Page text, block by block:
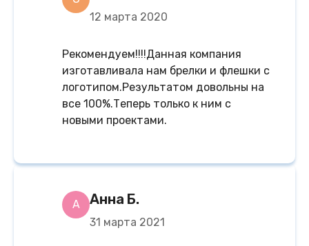
12 марта 2020
Рекомендуем!!!!Данная компания
изготавливала нам брелки и флешки с
логотипом.Результатом довольны на
все 100%.Теперь только к ним с
новыми проектами.
А Анна Б.
31 марта 2021